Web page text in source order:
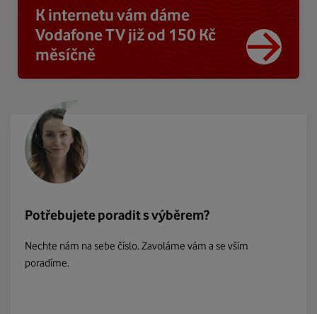
K internetu vám dáme
Vodafone TV již od 150 Kč
měsíčně
Potřebujete poradit s výběrem?
Nechte nám na sebe číslo. Zavoláme vám a se vším
poradíme.